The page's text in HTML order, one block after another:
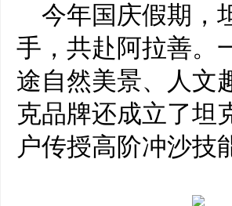
今年国庆假期，
手，共赴阿拉善。
途自然美景、人文
克品牌还成立了坦
户传授高阶冲沙技